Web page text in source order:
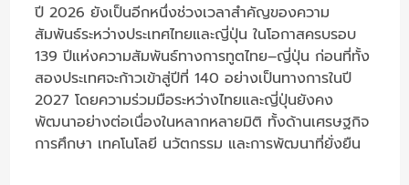
ปี 2026 ยังเป็นอีกหนึ่งช่วงเวลาสำคัญของความ
สัมพันธ์ระหว่างประเทศไทยและญี่ปุ่น ในโอกาสครบรอบ
139 ปีแห่งความสัมพันธ์ทางการทูตไทย–ญี่ปุ่น ก่อนที่ทั้ง
สองประเทศจะก้าวเข้าสู่ปีที่ 140 อย่างเป็นทางการในปี
2027 โดยความร่วมมือระหว่างไทยและญี่ปุ่นยังคง
พัฒนาอย่างต่อเนื่องในหลากหลายมิติ ทั้งด้านเศรษฐกิจ
การศึกษา เทคโนโลยี นวัตกรรม และการพัฒนาที่ยั่งยืน